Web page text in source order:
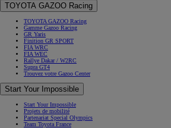
TOYOTA GAZOO Racing
TOYOTA GAZOO Racing
Gamme Gazoo Racing
GR Yaris
Finition GR SPORT
FIA WRC
FIA WEC
Rallye Dakar / W2RC
Supra GT4
Trouvez votre Gazoo Center
Start Your Impossible
Start Your Impossible
Projets de mobilité
Partenariat Special Olympics
Team Toyota France